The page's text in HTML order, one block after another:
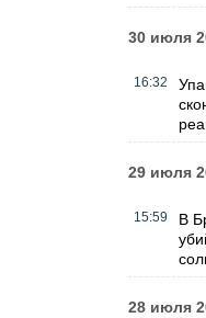
30 июля
16:32
29 июля
15:59
В
28 июля